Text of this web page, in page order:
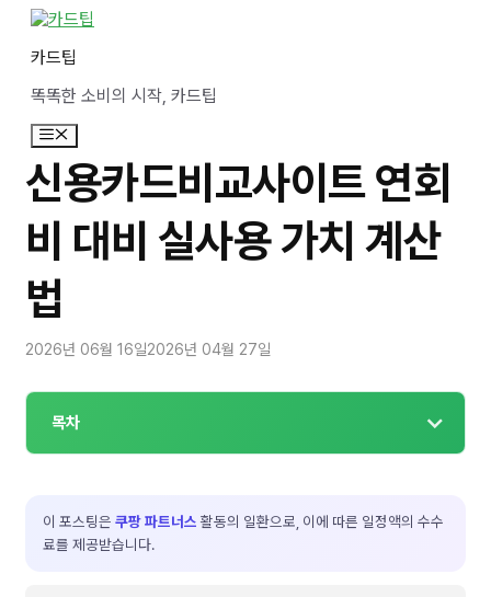
카드팁
똑똑한 소비의 시작, 카드팁
메
뉴
신용카드비교사이트 연회
비 대비 실사용 가치 계산
법
2026년 06월 16일2026년 04월 27일
목차
이 포스팅은 쿠팡 파트너스 활동의 일환으로, 이에 따른 일정액의 수수
료를 제공받습니다.